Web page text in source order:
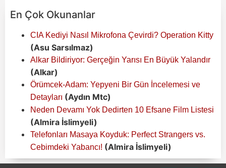
En Çok Okunanlar
CIA Kediyi Nasıl Mikrofona Çevirdi? Operation Kitty
(Asu Sarsılmaz)
Alkar Bildiriyor: Gerçeğin Yarısı En Büyük Yalandır
(Alkar)
Örümcek-Adam: Yepyeni Bir Gün İncelemesi ve
Detayları (Aydın Mtc)
Neden Devamı Yok Dedirten 10 Efsane Film Listesi
(Almira İslimyeli)
Telefonları Masaya Koyduk: Perfect Strangers vs.
Cebimdeki Yabancı! (Almira İslimyeli)